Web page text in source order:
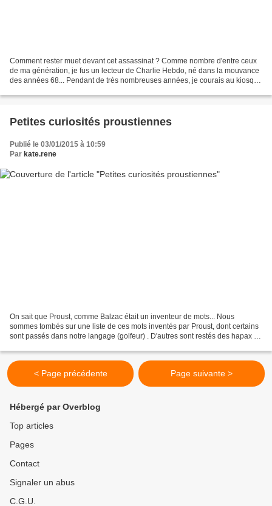
Comment rester muet devant cet assassinat ? Comme nombre d'entre ceux
de ma génération, je fus un lecteur de Charlie Hebdo, né dans la mouvance
des années 68... Pendant de très nombreuses années, je courais au kiosque
Petites curiosités proustiennes
Publié le 03/01/2015 à 10:59
Par kate.rene
On sait que Proust, comme Balzac était un inventeur de mots... Nous
sommes tombés sur une liste de ces mots inventés par Proust, dont certains
sont passés dans notre langage (golfeur) . D'autres sont restés des hapax .
< Page précédente Page suivante >
Hébergé par Overblog
Top articles
Pages
Contact
Signaler un abus
C.G.U.